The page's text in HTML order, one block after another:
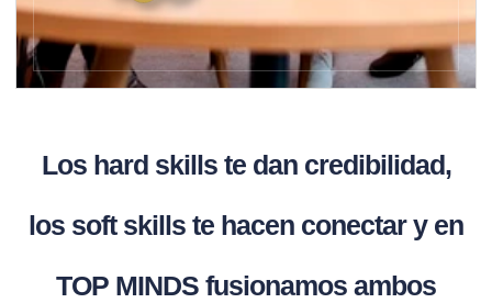
Los hard skills te dan credibilidad,
los soft skills te hacen conectar y en
TOP MINDS fusionamos ambos